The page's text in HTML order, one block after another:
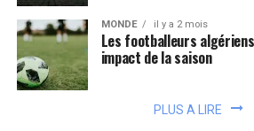
MONDE il y a 2 mois
Les footballeurs
impact de la saison
PLUS A LIRE